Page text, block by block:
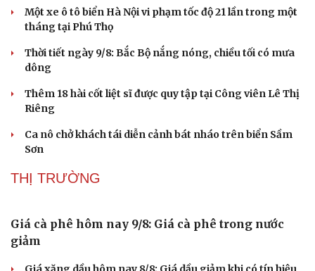
Sức khỏe
Dinh dưỡng - món ngon
Cây thuốc
Đời sống
Blog
Một xe ô tô biển Hà Nội vi phạm tốc độ 21 lần trong một
tháng tại Phú Thọ
Thời tiết ngày 9/8: Bắc Bộ nắng nóng, chiều tối có mưa
dông
Thêm 18 hài cốt liệt sĩ được quy tập tại Công viên Lê Thị
Riêng
Ca nô chở khách tái diễn cảnh bát nháo trên biển Sầm
Sơn
THỊ TRƯỜNG